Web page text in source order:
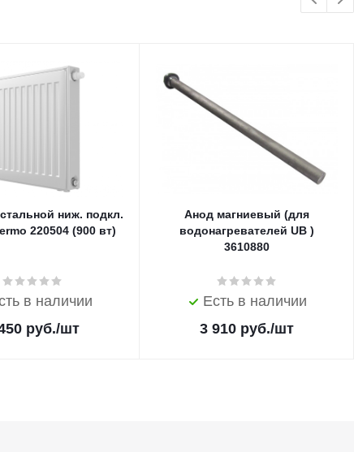
ниж. подкл.
220504 (900 вт)
в наличии
руб./шт
Анод магниевый (для
водонагревателей UB )
3610880
Есть в наличии
3 910 руб./шт